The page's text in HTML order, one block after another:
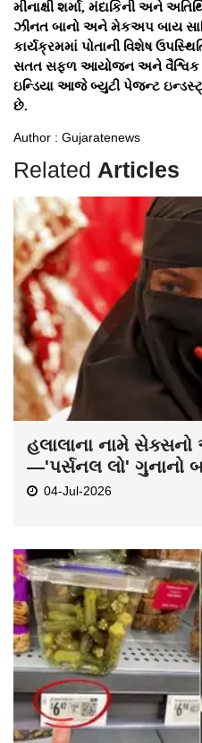
મીનાક્ષી શર્મા, મંદાકિની અને
ઝીનત બાનો અને મેકઅપ બાય
કાર્યક્રમમાં પોતાની વિશેષ
સતત સફળ આયોજન અને વૈશ્વિક
ઇન્ડિયા આજે બ્યુટી પેજન્ટ
છે.
Author : Gujaratenews
Related Articles
હલાલાના નામે સેક્સનો
—'પર્સનલ લો' ગુનાનો
04-Jul-2026